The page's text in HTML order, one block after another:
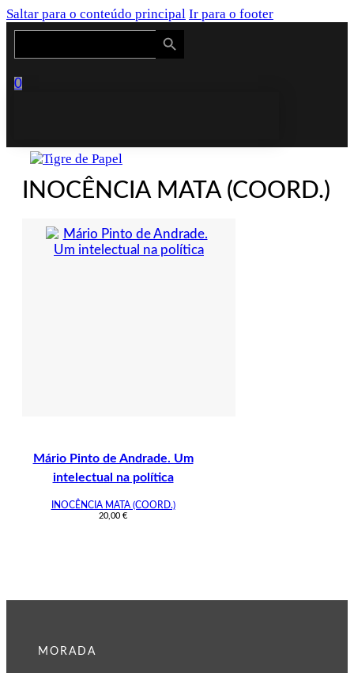
Saltar para o conteúdo principal Ir para o footer
Search
Search Button
0
INOCÊNCIA MATA (COORD.)
Mário Pinto de Andrade. Um
intelectual na política
INOCÊNCIA MATA (COORD.)
20,00 €
MORADA